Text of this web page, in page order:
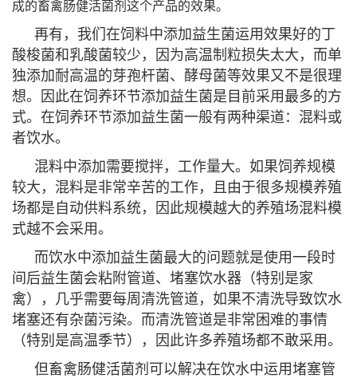
成的畜禽肠健活菌剂这个产品的效果。
再有，我们在饲料中添加益生菌运用效果好的丁
酸梭菌和乳酸菌较少，因为高温制粒损失太大，而单
独添加耐高温的芽孢杆菌、酵母菌等效果又不是很理
想。因此在饲养环节添加益生菌是目前采用最多的方
式。在饲养环节添加益生菌一般有两种渠道：混料或
者饮水。
混料中添加需要搅拌，工作量大。如果饲养规模
较大，混料是非常辛苦的工作，且由于很多规模养殖
场都是自动供料系统，因此规模越大的养殖场混料模
式越不会采用。
而饮水中添加益生菌最大的问题就是使用一段时
间后益生菌会粘附管道、堵塞饮水器（特别是家
禽），几乎需要每周清洗管道，如果不清洗导致饮水
堵塞还有杂菌污染。而清洗管道是非常困难的事情
（特别是高温季节），因此许多养殖场都不敢采用。
但畜禽肠健活菌剂可以解决在饮水中运用堵塞管